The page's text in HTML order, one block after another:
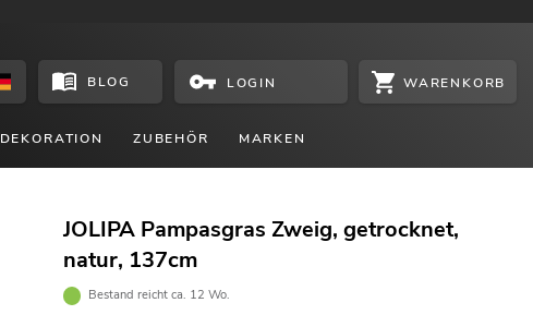
BLOG LOGIN WARENKORB
DEKORATION ZUBEHÖR MARKEN
JOLIPA Pampasgras Zweig, getrocknet,
natur, 137cm
Bestand reicht ca. 12 Wo.